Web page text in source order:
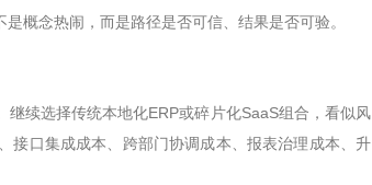
概念热闹，而是路径是否可信、结果是否可验。
继续选择传统本地化ERP或碎片化SaaS组合，看似风
接口集成成本、跨部门协调成本、报表治理成本、升